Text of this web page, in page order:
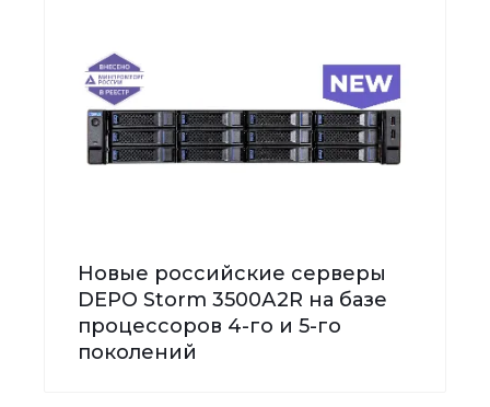
Новые российские серверы
DEPO Storm 3500А2R на базе
процессоров 4-го и 5-го
поколений